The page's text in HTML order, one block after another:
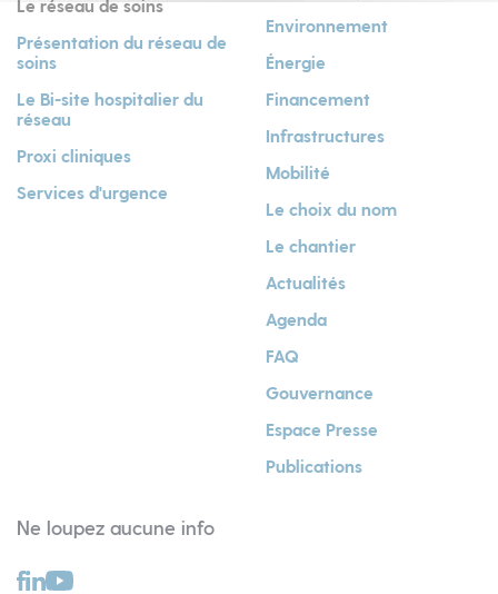
Le réseau de soins
Présentation du réseau de
soins
Le Bi-site hospitalier du
réseau
Proxi cliniques
Services d'urgence
Environnement
Énergie
Financement
Infrastructures
Mobilité
Le choix du nom
Le chantier
Actualités
Agenda
FAQ
Gouvernance
Espace Presse
Publications
Ne loupez aucune info